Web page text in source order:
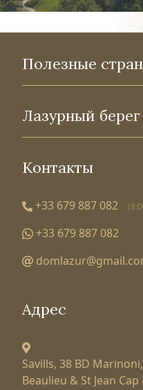
Полезные
Лазурный берег
Контакты
+33 679 887 082
+33 679 887 082
Адрес
Savills, 38 BD Marinoni,
Beaulieu & St Jean